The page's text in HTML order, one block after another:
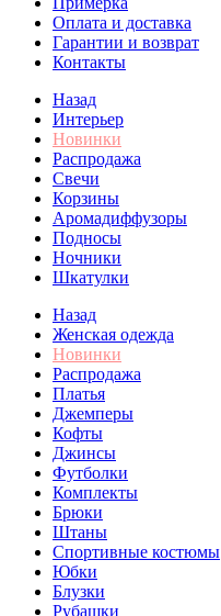
Оплата и доставка
Гарантии и возврат
Контакты
Назад
Интерьер
Новинки
Распродажа
Свечи
Корзины
Аромадиффузоры
Подносы
Ночники
Шкатулки
Назад
Женская одежда
Новинки
Распродажа
Платья
Джемперы
Кофты
Джинсы
Футболки
Комплекты
Брюки
Штаны
Спортивные костюмы
Юбки
Блузки
Рубашки